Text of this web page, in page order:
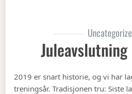
2019 er snart historie, og vi har
treningsår. Tradisjonen tru: Siste